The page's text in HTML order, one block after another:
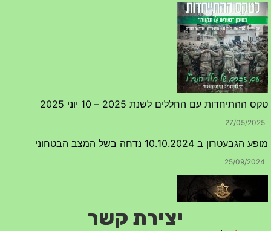
טקס ההתיחדות עם החללים לשנת 2025 – 10 יוני 2025
27/05/2025
מופע הגבעטרון ב 10.10.2024 נדחה בשל המצב הבטחוני
25/09/2024
יצירת קשר